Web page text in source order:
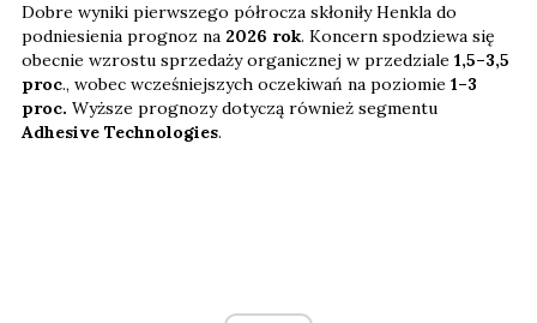
Dobre wyniki pierwszego półrocza skłoniły Henkla do
podniesienia prognoz na 2026 rok. Koncern spodziewa się
obecnie wzrostu sprzedaży organicznej w przedziale 1,5–3,5
proc., wobec wcześniejszych oczekiwań na poziomie 1–3
proc. Wyższe prognozy dotyczą również segmentu
Adhesive Technologies.